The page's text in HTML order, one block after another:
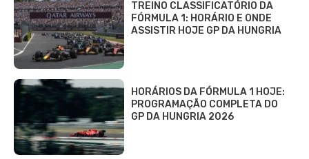
TREINO CLASSIFICATÓRIO DA
FÓRMULA 1: HORÁRIO E ONDE
ASSISTIR HOJE GP DA HUNGRIA
HORÁRIOS DA FÓRMULA 1 HOJE:
PROGRAMAÇÃO COMPLETA DO
GP DA HUNGRIA 2026